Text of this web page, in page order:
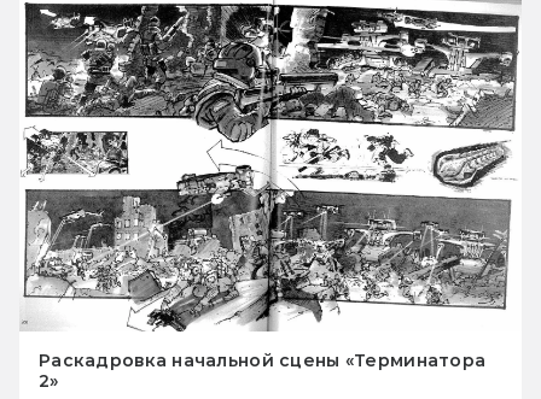
Раскадровка начальной сцены «Терминатора
2»